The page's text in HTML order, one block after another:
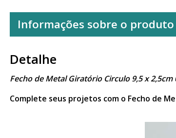
Informações sobre o produto
Detalhe
Fecho de Metal Giratório Circulo 9,5 x 2,5cm
Complete seus projetos com o Fecho de